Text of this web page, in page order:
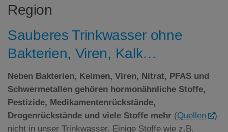
Region
Sauberes Trinkwasser ohne
Bakterien, Viren, Kalk…
Neben Bakterien, Keimen, Viren, Nitrat, PFAS und
Schwermetallen gehören hormonähnliche Stoffe,
Pestizide, Medikamentenrückstände,
Drogenrückstände und viele Stoffe mehr (Quellen
)
nicht in unser Trinkwasser. Einige Stoffe wie z.B.